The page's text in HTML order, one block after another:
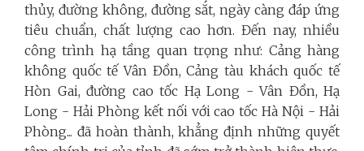
thủy, đường không, đường sắt, ngày càng đáp ứng
tiêu chuẩn, chất lượng cao hơn. Đến nay, nhiều
công trình hạ tầng quan trọng như: Cảng hàng
không quốc tế Vân Đồn, Cảng tàu khách quốc tế
Hòn Gai, đường cao tốc Hạ Long - Vân Đồn, Hạ
Long - Hải Phòng kết nối với cao tốc Hà Nội - Hải
Phòng... đã hoàn thành, khẳng định những quyết